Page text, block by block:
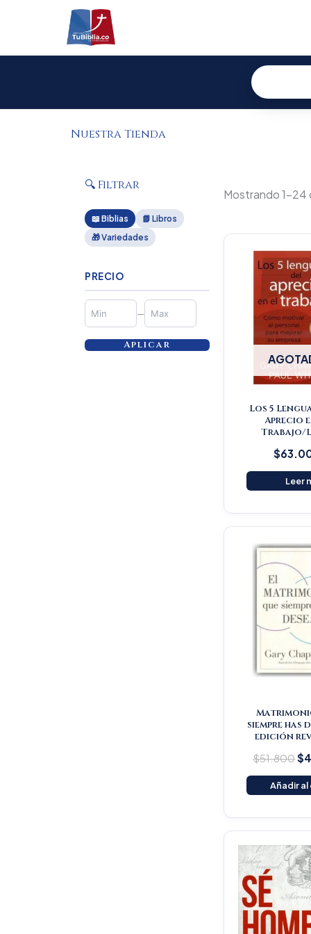
Nuestra Tienda
🔍 Filtrar
📖 Biblias
📗 Libros
🎁 Variedades
PRECIO
—
Aplicar
Mostrando 1–24
Los 5
Aprecio
Trabajo/
$
Leer
siempre has
edición
$51.800$
Añadir